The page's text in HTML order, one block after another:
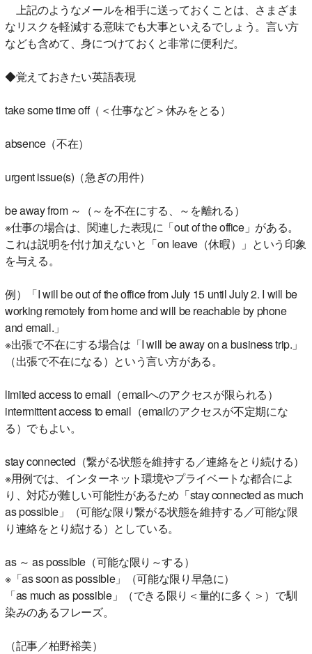
上記のようなメールを相手に送っておくことは、さまざま
なリスクを軽減する意味でも大事といえるでしょう。言い方
なども含めて、身につけておくと非常に便利だ。
◆覚えておきたい英語表現
take some time off（＜仕事など＞休みをとる）
absence（不在）
urgent issue(s)（急ぎの用件）
be away from ～（～を不在にする、～を離れる）
※仕事の場合は、関連した表現に「out of the office」がある。
これは説明を付け加えないと「on leave（休暇）」という印象
を与える。
例）「I will be out of the office from July 15 until July 2. I will be
working remotely from home and will be reachable by phone
and email.」
※出張で不在にする場合は「I will be away on a business trip.」
（出張で不在になる）という言い方がある。
limited access to email（emailへのアクセスが限られる）
intermittent access to email（emailのアクセスが不定期にな
る）でもよい。
stay connected（繋がる状態を維持する／連絡をとり続ける）
※用例では、インターネット環境やプライベートな都合によ
り、対応が難しい可能性があるため「stay connected as much
as possible」（可能な限り繋がる状態を維持する／可能な限
り連絡をとり続ける）としている。
as ～ as possible（可能な限り～する）
※「as soon as possible」（可能な限り早急に）
「as much as possible」（できる限り＜量的に多く＞）で馴
染みのあるフレーズ。
（記事／柏野裕美）